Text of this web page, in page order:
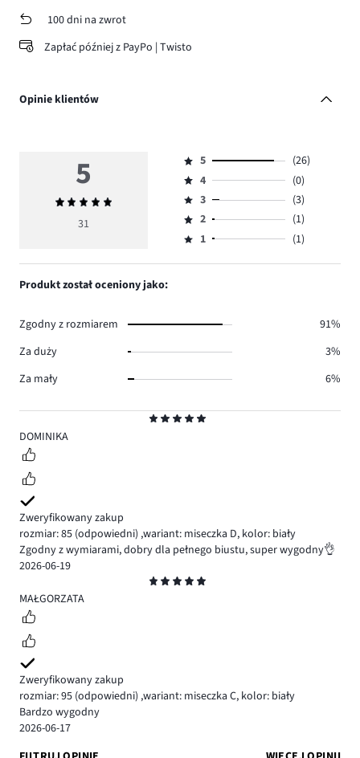
100 dni na zwrot
Zapłać później z PayPo | Twisto
Opinie klientów
5
DOMINIKA
Zweryfikowany zakup
rozmiar: 85 (odpowiedni) ,wariant: miseczka D, kolor: biały
Zgodny z wymiarami, dobry dla pełnego biustu, super wygodny👌
2026-06-19
5
MAŁGORZATA
Zweryfikowany zakup
rozmiar: 95 (odpowiedni) ,wariant: miseczka C, kolor: biały
Bardzo wygodny
2026-06-17
5
Średnia
ocena
31
Ocena
5,
ilość
głosów
26.
5
(26)
Ocena
4,
ilość
głosów
4
(0)
Ocena
3,
ilość
3
(3)
Ocena
2,
2
(1)
Ocena
1,
1 (1)
Produkt został oceniony jako:
Zgodny z rozmiarem
91%
Za duży
3%
Za mały
6%